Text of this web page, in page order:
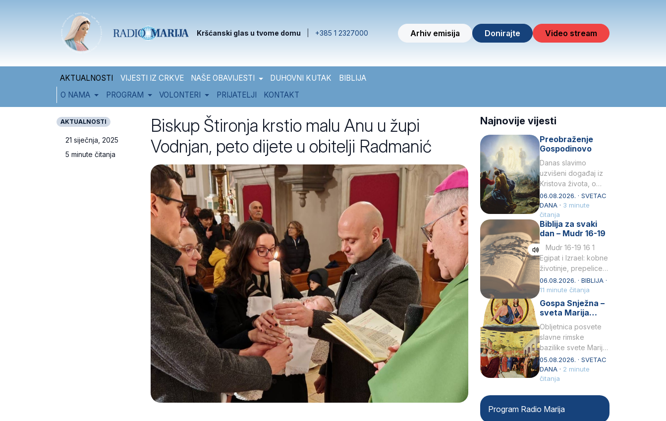
Kršćanski glas u tvome domu +385 1 2327000 Arhiv emisija Donirajte Video stream
AKTUALNOSTI VIJESTI IZ CRKVE NAŠE OBAVIJESTI DUHOVNI KUTAK
BIBLIJA
O NAMA
PROGRAM VOLONTERI PRIJATELJI KONTAKT
AKTUALNOSTI
21 siječnja, 2025
5 minute čitanja
Biskup Štironja krstio malu Anu u župi
Vodnjan, peto dijete u obitelji Radmanić
Najnovije vijesti
Preobraženje
Gospodinovo
Danas slavimo
uzvišeni događaj iz
Kristova života, o
kojem nas izvješćuju
evanđelisti Matej,
Marko i Luka te sveti
Petar u svojoj
drugoj…
06.08.2026. · SVETAC
DANA · 3 minute
čitanja
Biblija za svaki
dan – Mudr 16-19
Mudr 16-19 16 1
Egipat i Izrael: kobne
životinje, prepelice
Zato bijahu
primjereno kažnjeni
sličnim životinjamai
mučeni mnoštvom
06.08.2026. · BIBLIJA ·
11 minute čitanja
Gospa Snježna –
sveta Marija
Velika, zaštitnica
rimske bazilike
Obljetnica posvete
slavne rimske
bazilike svete Marije
Velike (Santa Maria
Maggiore) u narodu
se slavi kao Gospa
05.08.2026. · SVETAC
DANA · 2 minute
čitanja
Program Radio Marija